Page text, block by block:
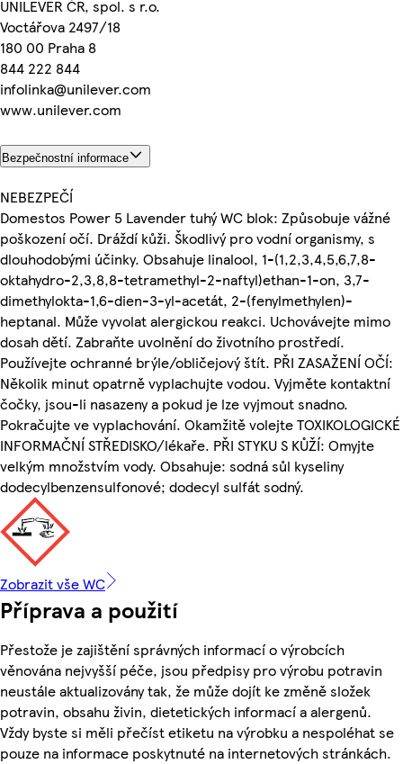
UNILEVER ČR, spol. s r.o.
Voctářova 2497/18
180 00 Praha 8
844 222 844
infolinka@unilever.com
www.unilever.com
Bezpečnostní informace
NEBEZPEČÍ
Domestos Power 5 Lavender tuhý WC blok: Způsobuje vážné
poškození očí. Dráždí kůži. Škodlivý pro vodní organismy, s
dlouhodobými účinky. Obsahuje linalool, 1-(1,2,3,4,5,6,7,8-
oktahydro-2,3,8,8-tetramethyl-2-naftyl)ethan-1-on, 3,7-
dimethylokta-1,6-dien-3-yl-acetát, 2-(fenylmethylen)-
heptanal. Může vyvolat alergickou reakci. Uchovávejte mimo
dosah dětí. Zabraňte uvolnění do životního prostředí.
Používejte ochranné brýle/obličejový štít. PŘI ZASAŽENÍ OČÍ:
Několik minut opatrně vyplachujte vodou. Vyjměte kontaktní
čočky, jsou-li nasazeny a pokud je lze vyjmout snadno.
Pokračujte ve vyplachování. Okamžitě volejte TOXIKOLOGICKÉ
INFORMAČNÍ STŘEDISKO/lékaře. PŘI STYKU S KŮŽÍ: Omyjte
velkým množstvím vody. Obsahuje: sodná sůl kyseliny
dodecylbenzensulfonové; dodecyl sulfát sodný.
Zobrazit vše WC
Příprava a použití
Přestože je zajištění správných informací o výrobcích
věnována nejvyšší péče, jsou předpisy pro výrobu potravin
neustále aktualizovány tak, že může dojít ke změně složek
potravin, obsahu živin, dietetických informací a alergenů.
Vždy byste si měli přečíst etiketu na výrobku a nespoléhat se
pouze na informace poskytnuté na internetových stránkách.